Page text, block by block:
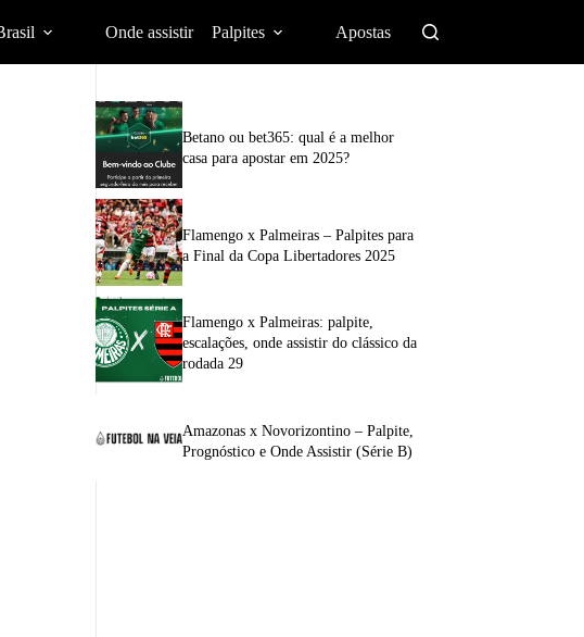
Onde assistir Palpites Apostas
Betano ou bet365: qual é a melhor
casa para apostar em 2025?
Flamengo x Palmeiras – Palpites para
a Final da Copa Libertadores 2025
Flamengo x Palmeiras: palpite,
escalações, onde assistir do clássico da
rodada 29
Amazonas x Novorizontino – Palpite,
Prognóstico e Onde Assistir (Série B)